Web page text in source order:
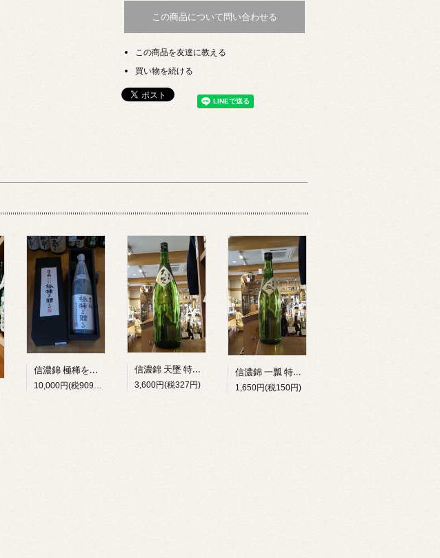
この商品について問い合わせる
この商品を友達に教える
買い物を続ける
信濃錦 極稀を贈る 純米大吟醸原酒 1800ｍｌ
10,000円(税909円)
信濃錦 天墜 特別純米生原酒 1800ｍｌ
3,600円(税327円)
信濃錦 一瓢 特別純米<火入>720ｍｌ
1,650円(税150円)